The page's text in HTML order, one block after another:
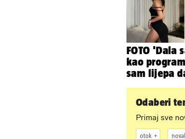
FOTO 'Dala
kao
sam lijepa
Odaberi
Primaj sve
otok